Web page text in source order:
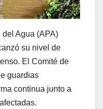
Agua (APA)
su nivel de
El Comité de
guardias
continua junto a